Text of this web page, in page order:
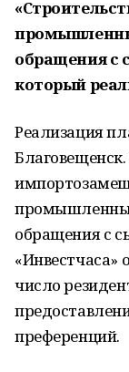
обращения с
который
Реализация
Благовещенск.
обращения с
«Инвестчаса»
число
преференций.